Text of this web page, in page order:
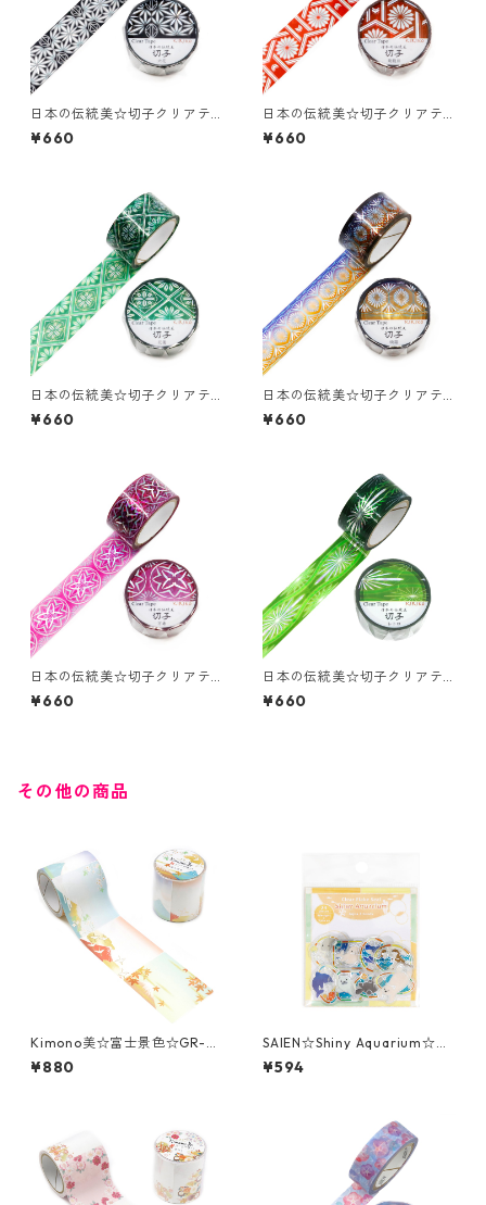
日本の伝統美☆切子クリアテ
ープ☆GR-4106☆六花☆ホロ
グラム箔☆20mm
¥660
日本の伝統美☆切子クリアテ
ープ☆GR-4107☆菊籠目☆ホ
ログラム箔☆20mm
¥660
日本の伝統美☆切子クリアテ
ープ☆GR-4103☆花菱☆ホロ
グラム箔☆20mm
¥660
日本の伝統美☆切子クリアテ
ープ☆GR-4104☆綺羅☆ホロ
グラム箔☆20mm
¥660
日本の伝統美☆切子クリアテ
ープ☆GR-4105☆万寿☆ホロ
グラム箔☆20mm
¥660
日本の伝統美☆切子クリアテ
ープ☆GR-4095☆レトロ☆ホ
ログラム箔☆20mm
¥660
その他の商品
Kimono美☆富士景色☆GR-5
003☆金箔☆ロール付箋メモ
¥880
SAIEN☆Shiny Aquarium☆Aq
ua Friends☆クリアフレーク
シール☆Y-0044☆ホログラ
¥594